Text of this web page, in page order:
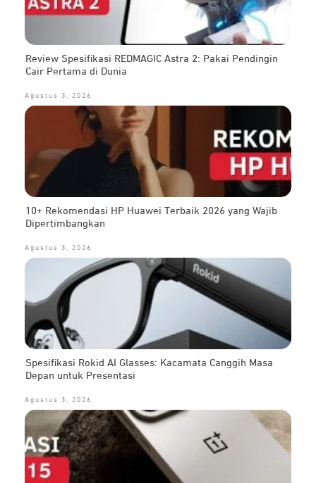
Review Spesifikasi REDMAGIC Astra 2: Pakai Pendingin
Cair Pertama di Dunia
Agustus 3, 2026
10+ Rekomendasi HP Huawei Terbaik 2026 yang Wajib
Dipertimbangkan
Agustus 3, 2026
Spesifikasi Rokid AI Glasses: Kacamata Canggih Masa
Depan untuk Presentasi
Agustus 3, 2026